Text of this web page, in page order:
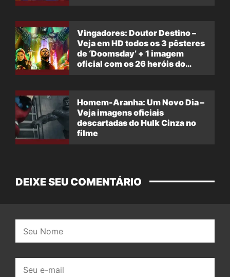
Vingadores: Doutor Destino –
Veja em HD todos os 3 pôsteres
de ‘Doomsday’ + 1 imagem
oficial com os 26 heróis do
Homem-Aranha: Um Novo Dia –
Veja imagens oficiais
descartadas do Hulk Cinza no
filme
DEIXE SEU COMENTÁRIO
mail: